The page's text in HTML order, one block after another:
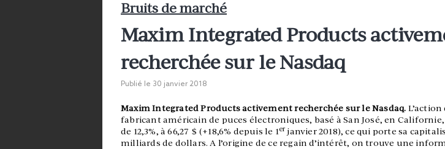
Bruits de marché
Maxim Integrated Products
recherchée sur le Nasdaq
Publié le 30 janvier 2018
Maxim Integrated Products activement recherchée sur le Nasdaq. L’action
fabricant américain de puces électroniques, basé à San José, en
de 12,3%, à 66,27 $ (+18,6% depuis le 1er janvier 2018), ce qui porte sa
milliards de dollars. A l’origine de ce regain d’intérêt, on trouve une